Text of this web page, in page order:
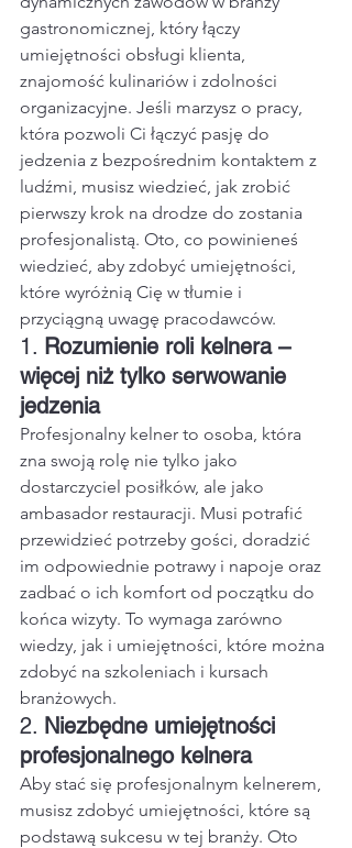
gastronomicznej, który łączy
umiejętności obsługi klienta,
znajomość kulinariów i zdolności
organizacyjne. Jeśli marzysz o pracy,
która pozwoli Ci łączyć pasję do
jedzenia z bezpośrednim kontaktem z
ludźmi, musisz wiedzieć, jak zrobić
pierwszy krok na drodze do zostania
profesjonalistą. Oto, co powinieneś
wiedzieć, aby zdobyć umiejętności,
które wyróżnią Cię w tłumie i
przyciągną uwagę pracodawców.
1. Rozumienie roli kelnera –
więcej niż tylko serwowanie
jedzenia
Profesjonalny kelner to osoba, która
zna swoją rolę nie tylko jako
dostarczyciel posiłków, ale jako
ambasador restauracji. Musi potrafić
przewidzieć potrzeby gości, doradzić
im odpowiednie potrawy i napoje oraz
zadbać o ich komfort od początku do
końca wizyty. To wymaga zarówno
wiedzy, jak i umiejętności, które można
zdobyć na szkoleniach i kursach
branżowych.
2. Niezbędne umiejętności
profesjonalnego kelnera
Aby stać się profesjonalnym kelnerem,
musisz zdobyć umiejętności, które są
podstawą sukcesu w tej branży. Oto